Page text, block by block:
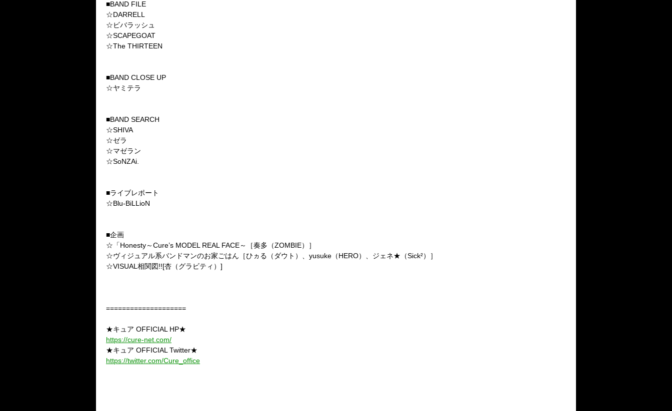
■BAND FILE
☆DARRELL
☆ビバラッシュ
☆SCAPEGOAT
☆The THIRTEEN
■BAND CLOSE UP
☆ヤミテラ
■BAND SEARCH
☆SHIVA
☆ゼラ
☆マゼラン
☆SoNZAi.
■ライブレポート
☆Blu-BiLLioN
■企画
☆「Honesty～Cure’s MODEL REAL FACE～［奏多（ZOMBIE）］
☆ヴィジュアル系バンドマンのお家ごはん［ひヵる（ダウト）、yusuke（HERO）、ジェネ★（Sick²）］
☆VISUAL相関図!![杏（グラビティ）]
====================
★キュア OFFICIAL HP★
https://cure-net.com/
★キュア OFFICIAL Twitter★
https://twitter.com/Cure_office